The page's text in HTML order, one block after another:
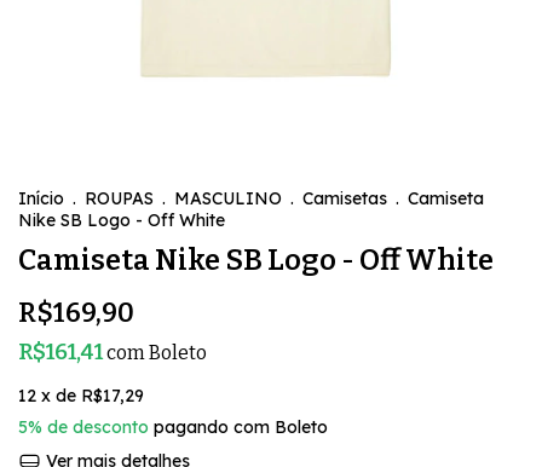
Início . ROUPAS . MASCULINO . Camisetas . Camiseta
Nike SB Logo - Off White
Camiseta Nike SB Logo - Off White
R$169,90
R$161,41comBoleto
12 x de R$17,29
5% de desconto pagando com Boleto
Ver mais detalhes